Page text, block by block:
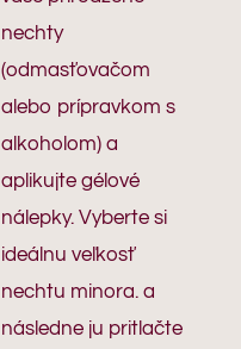
nechty
(odmasťovačom
alebo prípravkom s
alkoholom) a
aplikujte gélové
nálepky. Vyberte si
ideálnu veľkosť
nechtu minora. a
následne ju pritlačte